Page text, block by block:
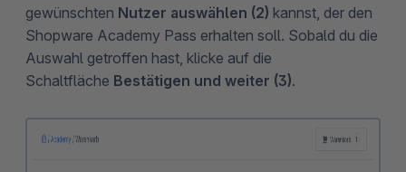
gewünschten Nutzer auswählen (2) kannst, der den
Shopware Academy Pass erhalten soll. Sobald du die
Auswahl getroffen hast, klicke auf die
Schaltfläche Bestätigen und weiter (3).